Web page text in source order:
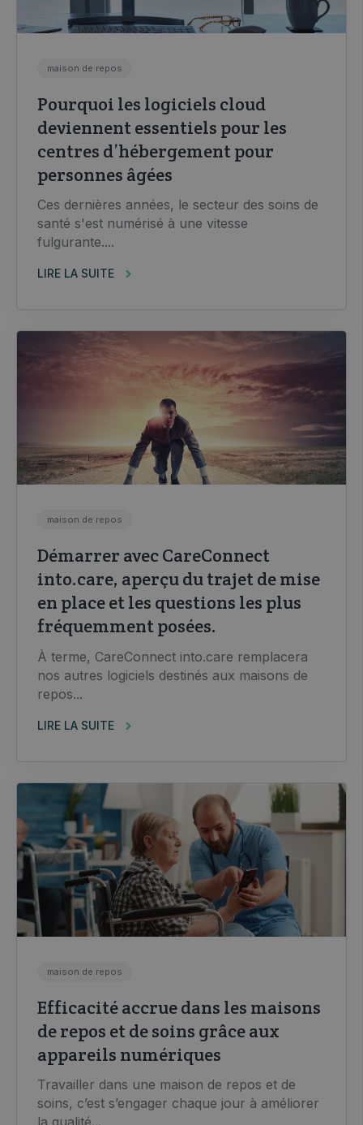
maison de repos
Pourquoi les logiciels cloud
deviennent essentiels pour les
centres d’hébergement pour
personnes âgées
Ces dernières années, le secteur des soins de
santé s'est numérisé à une vitesse
fulgurante....
LIRE LA SUITE
maison de repos
Démarrer avec CareConnect
into.care, aperçu du trajet de mise
en place et les questions les plus
fréquemment posées.
À terme, CareConnect into.care remplacera
nos autres logiciels destinés aux maisons de
repos...
LIRE LA SUITE
maison de repos
Efficacité accrue dans les maisons
de repos et de soins grâce aux
appareils numériques
Travailler dans une maison de repos et de
soins, c’est s’engager chaque jour à améliorer
la qualité...